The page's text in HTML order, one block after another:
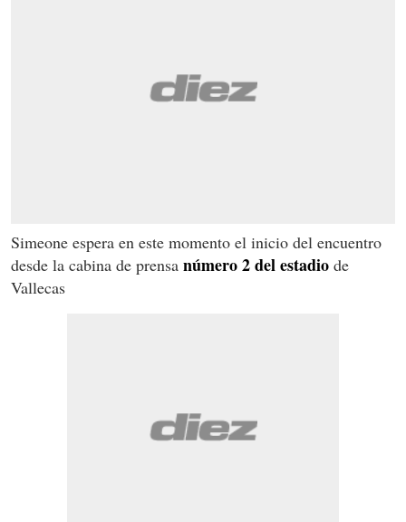
Simeone espera en este momento el inicio del encuentro
desde la cabina de prensa número 2 del estadio de
Vallecas